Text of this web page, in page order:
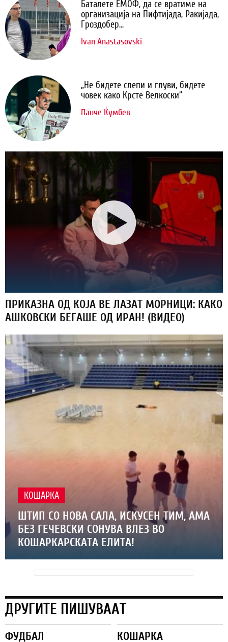
Баталете ЕМОФ, да се вратиме на
организација на Пифтијада, Ракијада,
Гроздобер...
Ivan Anastasovski
„Не бидете слепи и глуви, бидете
човек како Крсте Велкоски“
Панче Ќумбев
ПРИКАЗНА ОД КОЈА ВЕ ЛАЗАТ МОРНИЦИ: КАКО
АШКОВСКИ БЕГАШЕ ОД ИРАН! (ВИДЕО)
КОШАРКА
ШТИП СО НОВА САЛА, ИСКУСЕН ТИМ, АМА
БЕЗ ГЕЧЕВСКИ СОНУВА ВЛЕЗ ВО
КОШАРКАРСКАТА ЕЛИТА!
ДРУГИТЕ ПИШУВААТ
ФУДБАЛ КОШАРКА